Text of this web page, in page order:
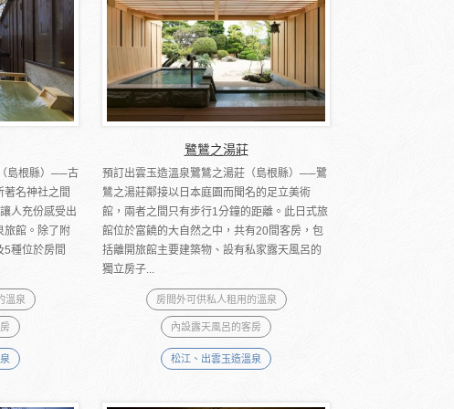
島根縣）──古
著名神社之間
人充份感受出
旅館。除了附
5種位於房間
溫泉
鷺鷥之湯莊
預訂出雲玉造溫泉鷺鷥之湯莊（島根縣）──鷺
鷥之湯莊鄰接以日本庭園而聞名的足立美術
館，兩者之間只有步行1分鐘的距離。此日式旅
館位於富饒的大自然之中，共有20間客房，包
括離開旅館主要建築物、設有私家露天風呂的
獨立房子...
房間外可供私人租用的溫泉
內設露天風呂的客房
松江、出雲玉造溫泉